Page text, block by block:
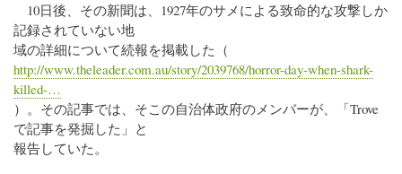
10日後、その新聞は、1927年のサメによる致命的な攻撃しか
記録されていない地
域の詳細について続報を掲載した（
http://www.theleader.com.au/story/2039768/horror-day-when-shark-
killed-…
）。その記事では、そこの自治体政府のメンバーが、「Trove
で記事を発掘した」と
報告していた。